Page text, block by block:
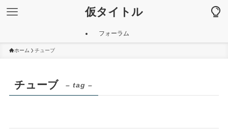
仮タイトル
フォーラム
ホーム チューブ
チューブ – tag –